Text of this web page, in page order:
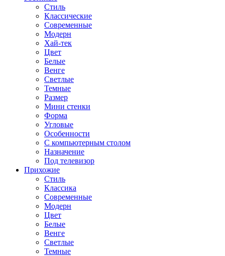
Стиль
Классические
Современные
Модерн
Хай-тек
Цвет
Белые
Венге
Светлые
Темные
Размер
Мини стенки
Форма
Угловые
Особенности
С компьютерным столом
Назначение
Под телевизор
Прихожие
Стиль
Классика
Современные
Модерн
Цвет
Белые
Венге
Светлые
Темные